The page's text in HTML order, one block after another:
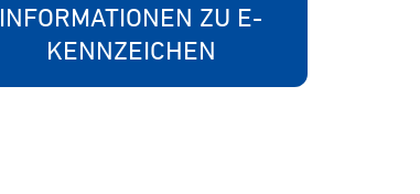
INFORMATIONEN ZU E-
KENNZEICHEN